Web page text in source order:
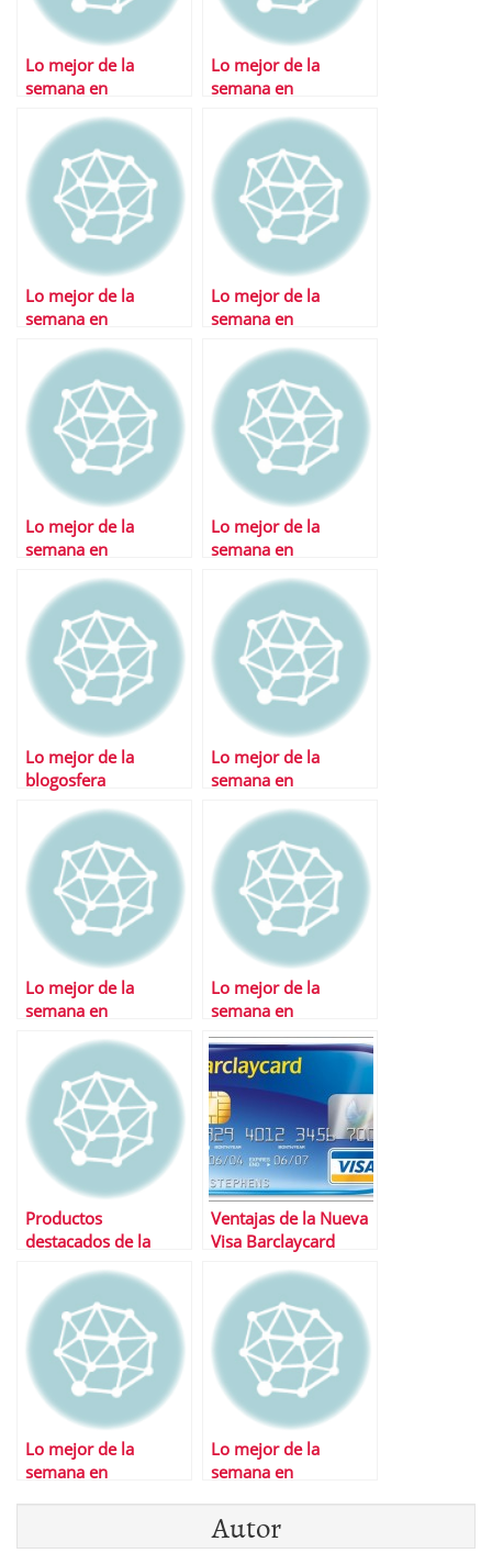
Lo mejor de la
semana en
Lo mejor de la
semana en
Lo mejor de la
semana en
Lo mejor de la
semana en
Lo mejor de la
semana en
Lo mejor de la
semana en
Lo mejor de la
blogosfera
Lo mejor de la
semana en
Lo mejor de la
semana en
Lo mejor de la
semana en
Financialred
Productos
destacados de la
Ventajas de la Nueva
Visa Barclaycard
Lo mejor de la
semana en
Lo mejor de la
semana en
Autor